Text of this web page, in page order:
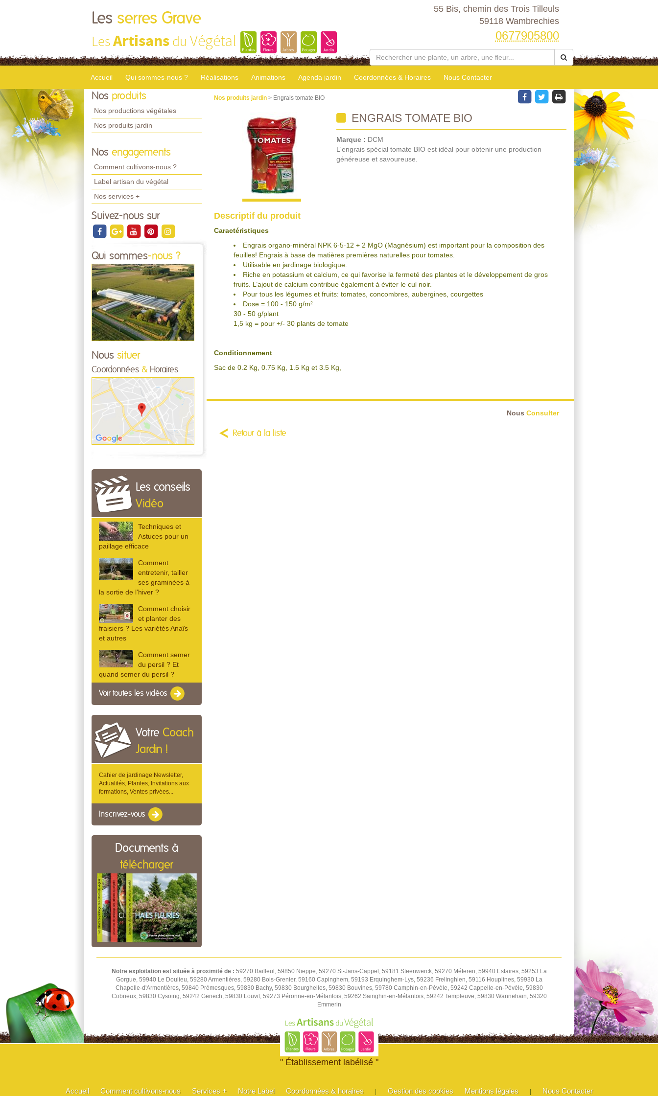
Les serres Grave
LesArtisans du Végétal
55 Bis, chemin des Trois Tilleuls
59118 Wambrechies
0677905800
Accueil Qui sommes-nous ? Réalisations Animations Agenda jardin Coordonnées & Horaires Nous Contacter
Nos produits
Nos productions végétales
Nos produits jardin
Nos engagements
Comment cultivons-nous ?
Label artisan du végétal
Nos services +
Suivez-nous sur
Qui sommes-nous ?
Nous situer
Coordonnées & Horaires
Les conseils
Vidéo
Techniques et
Astuces pour un
paillage efficace
Comment
entretenir, tailler
ses graminées à
la sortie de l'hiver ?
Comment choisir
et planter des
fraisiers ? Les variétés Anaïs
et autres
Comment semer
du persil ? Et
quand semer du persil ?
Voir toutes les vidéos
Votre Coach
Jardin !
Cahier de jardinage Newsletter,
Actualités, Plantes, Invitations aux
formations, Ventes privées...
Inscrivez-vous
Documents à
télécharger
Nos produits jardin > Engrais tomate BIO
ENGRAIS TOMATE BIO
Marque : DCM
L'engrais spécial tomate BIO est idéal pour obtenir une production
généreuse et savoureuse.
Descriptif du produit
Caractéristiques
Engrais organo-minéral NPK 6-5-12 + 2 MgO (Magnésium) est important pour la composition des
feuilles! Engrais à base de matières premières naturelles pour tomates.
Utilisable en jardinage biologique.
Riche en potassium et calcium, ce qui favorise la fermeté des plantes et le développement de gros
fruits. L’ajout de calcium contribue également à éviter le cul noir.
Pour tous les légumes et fruits: tomates, concombres, aubergines, courgettes
Dose = 100 - 150 g/m²
30 - 50 g/plant
1,5 kg = pour +/- 30 plants de tomate
Conditionnement
Sac de 0.2 Kg, 0.75 Kg, 1.5 Kg et 3.5 Kg,
Nous Consulter
Retour à la liste
Notre exploitation est située à proximité de : 59270 Bailleul, 59850 Nieppe, 59270 St-Jans-Cappel, 59181 Steenwerck, 59270 Méteren, 59940 Estaires, 59253 La
Gorgue, 59940 Le Doulieu, 59280 Armentières, 59280 Bois-Grenier, 59160 Capinghem, 59193 Erquinghem-Lys, 59236 Frelinghien, 59116 Houplines, 59930 La
Chapelle-d'Armentières, 59840 Prémesques, 59830 Bachy, 59830 Bourghelles, 59830 Bouvines, 59780 Camphin-en-Pévèle, 59242 Cappelle-en-Pévèle, 59830
Cobrieux, 59830 Cysoing, 59242 Genech, 59830 Louvil, 59273 Péronne-en-Mélantois, 59262 Sainghin-en-Mélantois, 59242 Templeuve, 59830 Wannehain, 59320
Emmerin
" Établissement labélisé "
Accueil Comment cultivons-nous Services + Notre Label Coordonnées & horaires Gestion des cookies Mentions légales Nous Contacter